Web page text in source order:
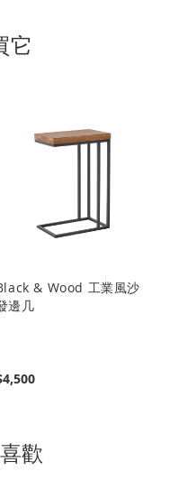
它
& Wood 工業風沙
邊几
歡